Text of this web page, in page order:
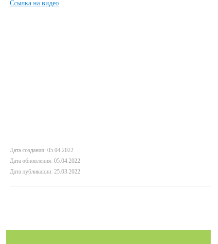
Ccылка на видео
Дата создания: 05.04.2022
Дата обновления: 05.04.2022
Дата публикации: 25.03.2022